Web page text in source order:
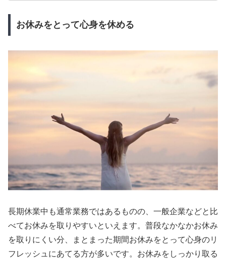
お休みをとって心身を休める
長期休業中も通常業務ではあるものの、一般企業などと比
べてお休みを取りやすいといえます。普段なかなかお休み
を取りにくい分、まとまった期間お休みをとって心身のリ
フレッシュにあてる方が多いです。お休みをしっかり取る